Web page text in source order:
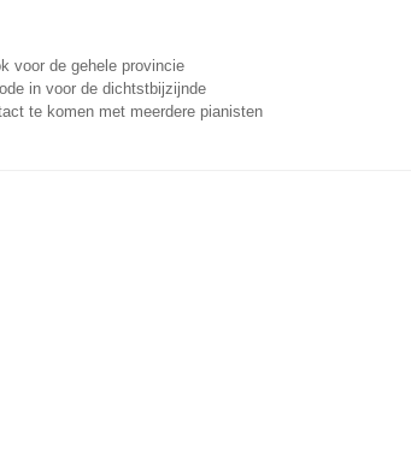
voor de gehele provincie
in voor de dichtstbijzijnde
te komen met meerdere pianisten